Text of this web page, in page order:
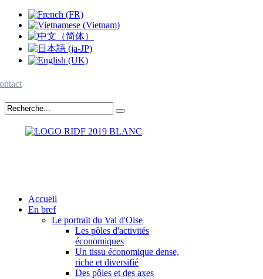
Accueil
En bref
Le portrait du Val d'Oise
Les pôles d'activités
économiques
Un tissu économique dense,
riche et diversifié
Des pôles et des axes